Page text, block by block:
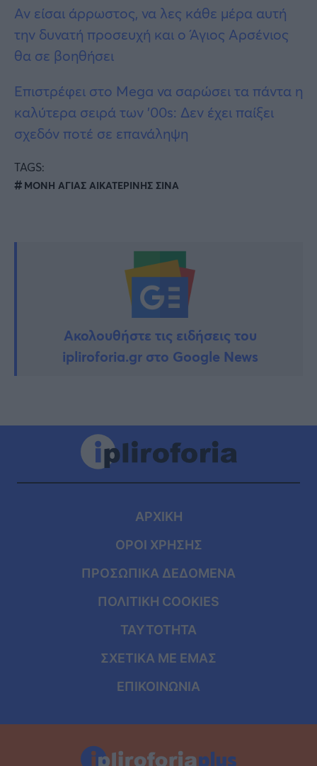
Αν είσαι άρρωστος, να λες κάθε μέρα αυτή
την δυνατή προσευχή και ο Άγιος Αρσένιος
θα σε βοηθήσει
Επιστρέφει στο Mega να σαρώσει τα πάντα η
καλύτερα σειρά των ’00s: Δεν έχει παίξει
σχεδόν ποτέ σε επανάληψη
TAGS:
ΜΟΝΗ ΑΓΙΑΣ ΑΙΚΑΤΕΡΙΝΗΣ ΣΙΝΑ
Ακολουθήστε τις ειδήσεις του
ipliroforia.gr στο Google News
ΑΡΧΙΚΗ
ΟΡΟΙ ΧΡΗΣΗΣ
ΠΡΟΣΩΠΙΚΑ ΔΕΔΟΜΕΝΑ
ΠΟΛΙΤΙΚΗ COOKIES
ΤΑΥΤΟΤΗΤΑ
ΣΧΕΤΙΚΑ ΜΕ ΕΜΑΣ
ΕΠΙΚΟΙΝΩΝΙΑ